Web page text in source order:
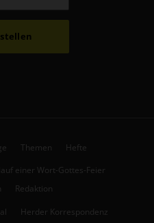
Themen Hefte
einer Wort-Gottes-Feier
Redaktion
Herder Korrespondenz